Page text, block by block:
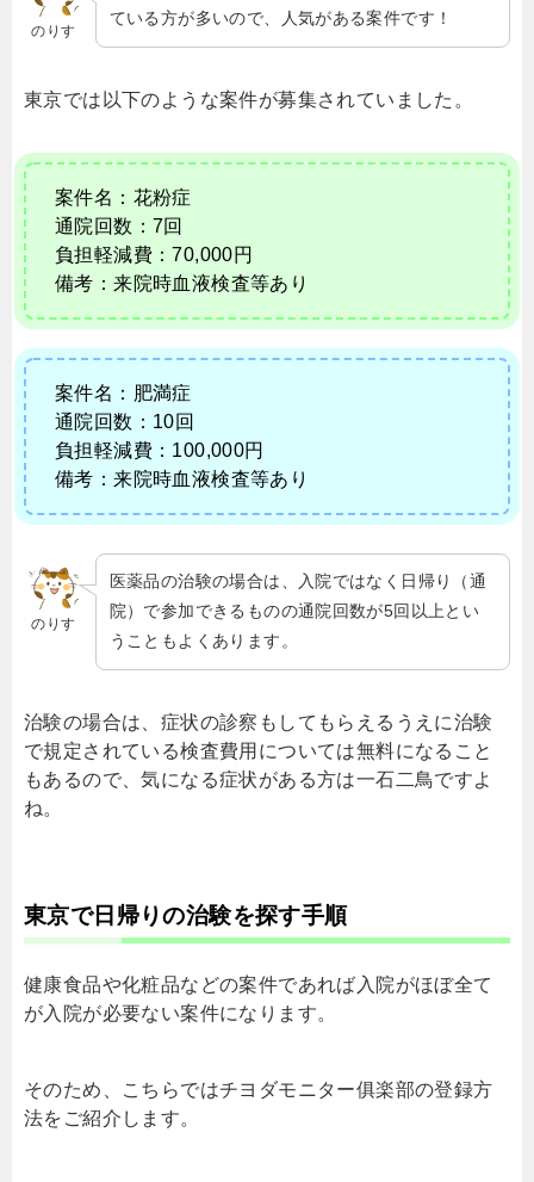
のりす
ている方が多いので、人気がある案件です！
東京では以下のような案件が募集されていました。
案件名：花粉症
通院回数：7回
負担軽減費：70,000円
備考：来院時血液検査等あり
案件名：肥満症
通院回数：10回
負担軽減費：100,000円
備考：来院時血液検査等あり
のりす
医薬品の治験の場合は、入院ではなく日帰り（通
院）で参加できるものの通院回数が5回以上とい
うこともよくあります。
治験の場合は、症状の診察もしてもらえるうえに治験
で規定されている検査費用については無料になること
もあるので、気になる症状がある方は一石二鳥ですよ
ね。
東京で日帰りの治験を探す手順
健康食品や化粧品などの案件であれば入院がほぼ全て
が入院が必要ない案件になります。
そのため、こちらではチヨダモニター俱楽部の登録方
法をご紹介します。